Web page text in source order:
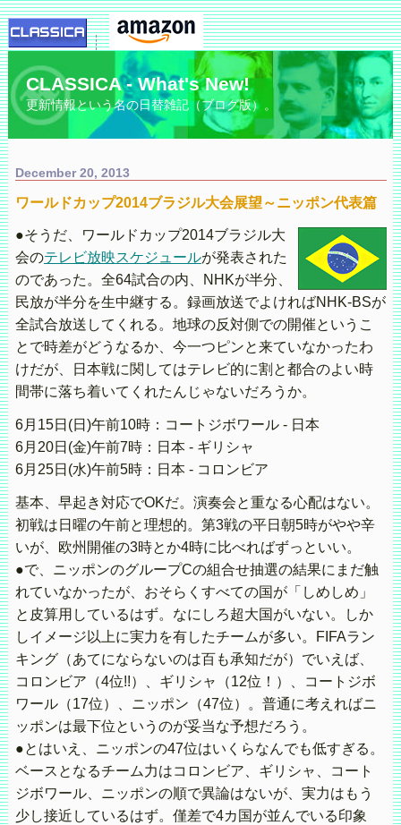
CLASSICA - What's New!
更新情報という名の日替雑記（ブログ版）。
December 20, 2013
ワールドカップ2014ブラジル大会展望～ニッポン代表篇
●そうだ、ワールドカップ2014ブラジル大
会のテレビ放映スケジュールが発表された
のであった。全64試合の内、NHKが半分、
民放が半分を生中継する。録画放送でよければNHK-BSが
全試合放送してくれる。地球の反対側での開催というこ
とで時差がどうなるか、今一つピンと来ていなかったわ
けだが、日本戦に関してはテレビ的に割と都合のよい時
間帯に落ち着いてくれたんじゃないだろうか。
6月15日(日)午前10時：コートジボワール - 日本
6月20日(金)午前7時：日本 - ギリシャ
6月25日(水)午前5時：日本 - コロンビア
基本、早起き対応でOKだ。演奏会と重なる心配はない。
初戦は日曜の午前と理想的。第3戦の平日朝5時がやや辛
いが、欧州開催の3時とか4時に比べればずっといい。
●で、ニッポンのグループCの組合せ抽選の結果にまだ触
れていなかったが、おそらくすべての国が「しめしめ」
と皮算用しているはず。なにしろ超大国がいない。しか
しイメージ以上に実力を有したチームが多い。FIFAラン
キング（あてにならないのは百も承知だが）でいえば、
コロンビア（4位!!）、ギリシャ（12位！）、コートジボ
ワール（17位）、ニッポン（47位）。普通に考えればニ
ッポンは最下位というのが妥当な予想だろう。
●とはいえ、ニッポンの47位はいくらなんでも低すぎる。
ベースとなるチーム力はコロンビア、ギリシャ、コート
ジボワール、ニッポンの順で異論はないが、実力はもう
少し接近しているはず。僅差で4カ国が並んでいる印象